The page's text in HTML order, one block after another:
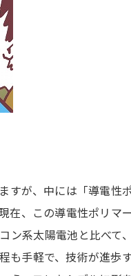
大学で学べる
新増設大学・学部・
データサイエンス
進路の３択
新学
すが、中には「導電性
在、この導電性ポリマ
ン系太陽電池と比べて
も手軽で、技術が進歩